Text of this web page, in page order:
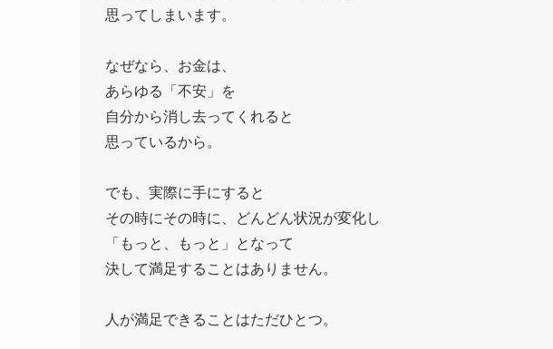
思ってしまいます。
なぜなら、お金は、
あらゆる「不安」を
自分から消し去ってくれると
思っているから。
でも、実際に手にすると
その時にその時に、どんどん状況が変化し
「もっと、もっと」となって
決して満足することはありません。
人が満足できることはただひとつ。